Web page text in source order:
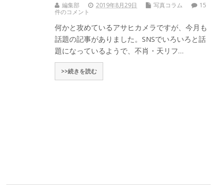
編集部 2019年8月29日 写真コラム
15
件のコメント
何かと攻めているアサヒカメラですが、今月も
話題の記事がありました。SNSでいろいろと話
題になっているようで、不肖・天リフ…
>>続きを読む